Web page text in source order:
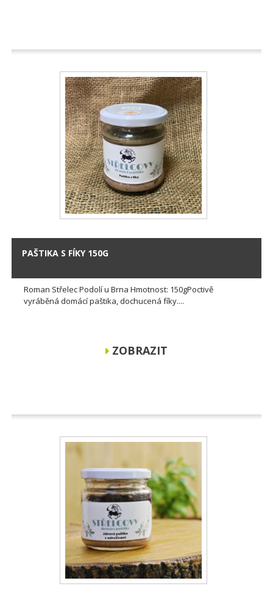
PAŠTIKA S FÍKY 150G
Roman Střelec Podolí u Brna Hmotnost: 150gPoctivě
vyráběná domácí paštika, dochucená fíky....
ZOBRAZIT